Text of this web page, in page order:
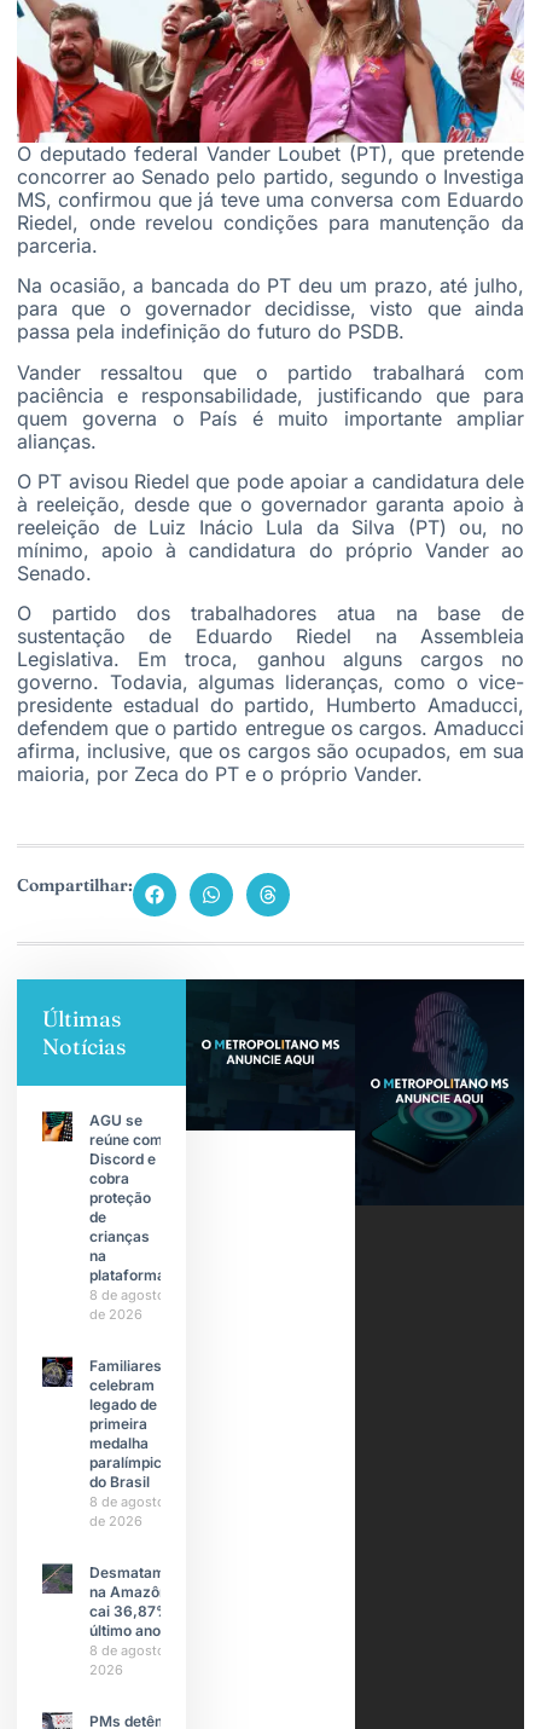
O deputado federal Vander Loubet (PT), que pretende
concorrer ao Senado pelo partido, segundo o Investiga
MS, confirmou que já teve uma conversa com Eduardo
Riedel, onde revelou condições para manutenção da
parceria.
Na ocasião, a bancada do PT deu um prazo, até julho,
para que o governador decidisse, visto que ainda
passa pela indefinição do futuro do PSDB.
Vander ressaltou que o partido trabalhará com
paciência e responsabilidade, justificando que para
quem governa o País é muito importante ampliar
alianças.
O PT avisou Riedel que pode apoiar a candidatura dele
à reeleição, desde que o governador garanta apoio à
reeleição de Luiz Inácio Lula da Silva (PT) ou, no
mínimo, apoio à candidatura do próprio Vander ao
Senado.
O partido dos trabalhadores atua na base de
sustentação de Eduardo Riedel na Assembleia
Legislativa. Em troca, ganhou alguns cargos no
governo. Todavia, algumas lideranças, como o vice-
presidente estadual do partido, Humberto Amaducci,
defendem que o partido entregue os cargos. Amaducci
afirma, inclusive, que os cargos são ocupados, em sua
maioria, por Zeca do PT e o próprio Vander.
Compartilhar:
Últimas
Notícias
AGU se
reúne com
Discord e
cobra
proteção
de
crianças
na
plataforma
8 de agosto
de 2026
Familiares
celebram
legado de
primeira
medalha
paralímpica
do Brasil
8 de agosto
de 2026
Desmatamento
na Amazônia
cai 36,87% no
último ano
8 de agosto de
2026
PMs detêm